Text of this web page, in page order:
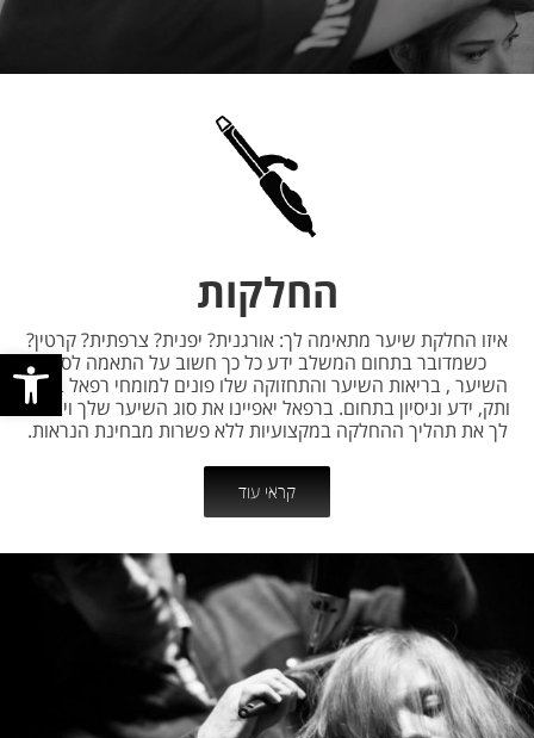
פתח
החלקות
איזו החלקת שיער מתאימה לך: אורגנית? יפנית? צרפתית? קרטין?
כשמדובר בתחום המשלב ידע כל כך חשוב על התאמה לסוג
השיער , בריאות השיער והתחזוקה שלו פונים למומחי רפאל בעלי
ותק, ידע וניסיון בתחום. ברפאל יאפיינו את סוג השיער שלך ויבצעו
לך את תהליך ההחלקה במקצועיות ללא פשרות מבחינת הנראות.
קראי עוד